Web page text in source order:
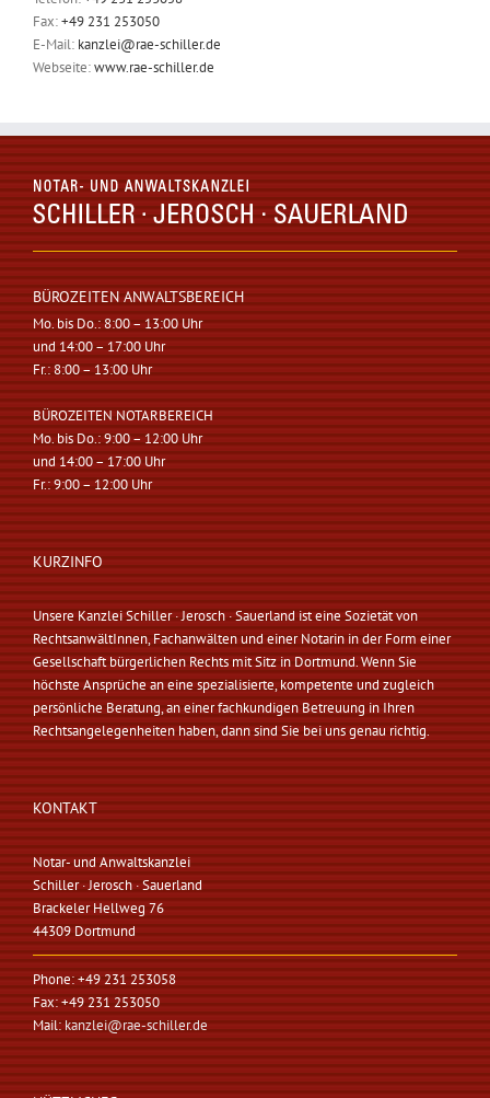
Fax:+49 231 253050
E-Mail: kanzlei@rae-schiller.de
Webseite:www.rae-schiller.de
BÜROZEITEN ANWALTSBEREICH
Mo. bis Do.: 8:00 – 13:00 Uhr
und 14:00 – 17:00 Uhr
Fr.: 8:00 – 13:00 Uhr
BÜROZEITEN NOTARBEREICH
Mo. bis Do.: 9:00 – 12:00 Uhr
und 14:00 – 17:00 Uhr
Fr.: 9:00 – 12:00 Uhr
KURZINFO
Unsere Kanzlei Schiller · Jerosch · Sauerland ist eine Sozietät von
RechtsanwältInnen, Fachanwälten und einer Notarin in der Form einer
Gesellschaft bürgerlichen Rechts mit Sitz in Dortmund. Wenn Sie
höchste Ansprüche an eine spezialisierte, kompetente und zugleich
persönliche Beratung, an einer fachkundigen Betreuung in Ihren
Rechtsangelegenheiten haben, dann sind Sie bei uns genau richtig.
KONTAKT
Notar- und Anwaltskanzlei
Schiller · Jerosch · Sauerland
Brackeler Hellweg 76
44309 Dortmund
Phone: +49 231 253058
Fax: +49 231 253050
Mail:kanzlei@rae-schiller.de